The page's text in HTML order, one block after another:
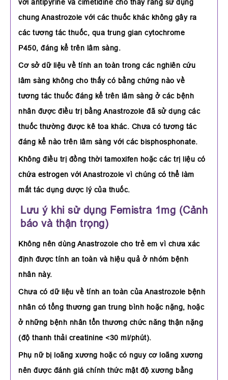
với antipyrine và cimetidine cho thấy rằng sử dụng
chung Anastrozole với các thuốc khác không gây ra
các tương tác thuốc, qua trung gian cytochrome
P450, đáng kể trên lâm sàng.
Cơ sở dữ liệu về tính an toàn trong các nghiên cứu
lâm sàng không cho thấy có bằng chứng nào về
tương tác thuốc đáng kể trên lâm sàng ở các bệnh
nhân được điều trị bằng Anastrozole đã sử dụng các
thuốc thường được kê toa khác. Chưa có tương tác
đáng kể nào trên lâm sàng với các bisphosphonate.
Không điều trị đồng thời tamoxifen hoặc các trị liệu có
chứa estrogen với Anastrozole vì chúng có thể làm
mất tác dụng dược lý của thuốc.
Lưu ý khi sử dụng Femistra 1mg (Cảnh
báo và thận trọng)
Không nên dùng Anastrozole cho trẻ em vì chưa xác
định được tính an toàn và hiệu quả ở nhóm bệnh
nhân này.
Chưa có dữ liệu về tính an toàn của Anastrozole bệnh
nhân có tổng thương gan trung bình hoặc nặng, hoặc
ở những bệnh nhân tổn thương chức năng thận nặng
(độ thanh thải creatinine <30 ml/phút).
Phụ nữ bị loãng xương hoặc có nguy cơ loãng xương
nên được đánh giá chính thức mật độ xương bằng